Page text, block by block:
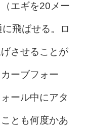
エギを20メー
飛ばせる。ロ
させることが
ーブフォー
ール中にアタ
とも何度かあ